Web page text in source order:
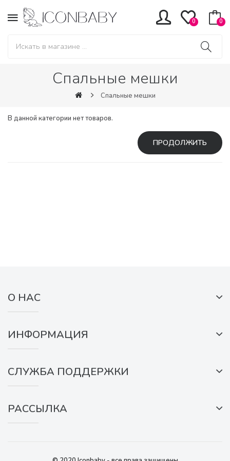
0 0
Спальные мешки
Спальные мешки
В данной категории нет товаров.
ПРОДОЛЖИТЬ
О НАС
ИНФОРМАЦИЯ
СЛУЖБА ПОДДЕРЖКИ
РАССЫЛКА